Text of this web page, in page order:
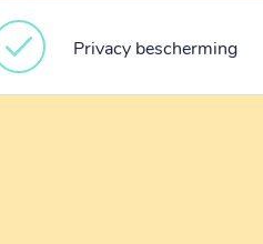
Privacy bescherming